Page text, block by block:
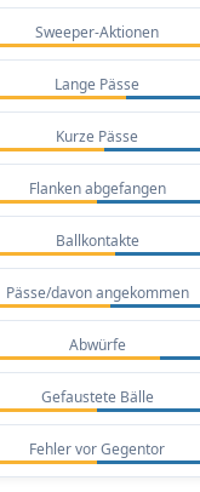
Sweeper-Aktionen
Lange Pässe
Kurze Pässe
Flanken abgefangen
Ballkontakte
Pässe/davon angekommen
Abwürfe
Gefaustete Bälle
Fehler vor Gegentor